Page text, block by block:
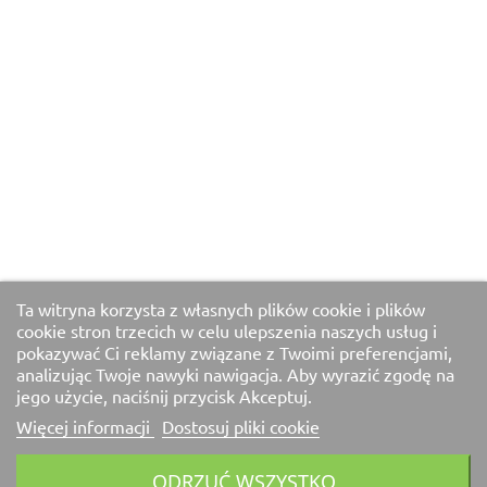
Ta witryna korzysta z własnych plików cookie i plików
cookie stron trzecich w celu ulepszenia naszych usług i
pokazywać Ci reklamy związane z Twoimi preferencjami,
analizując Twoje nawyki nawigacja. Aby wyrazić zgodę na
jego użycie, naciśnij przycisk Akceptuj.
Więcej informacji
Dostosuj pliki cookie
ODRZUĆ WSZYSTKO